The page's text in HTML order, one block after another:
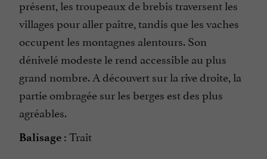
présent, les troupeaux de brebis traversent les
villages pour aller paître, tandis que les vaches
occupent les montagnes alentours. Son
dénivelé modeste le rend accessible au plus
grand nombre. A découvert sur la rive droite, la
partie ombragée sur les berges est des plus
agréables.
Balisage : Trait